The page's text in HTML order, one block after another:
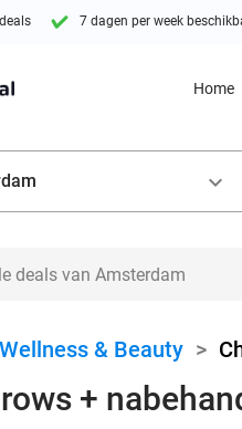
7 dagen per week
Home
keyboard_arrow_down
Wellness & Beauty >
+